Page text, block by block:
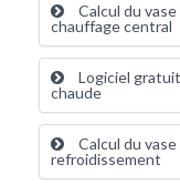
Calcul du
chauffage central
Logiciel
chaude
Calcul du
refroidissement